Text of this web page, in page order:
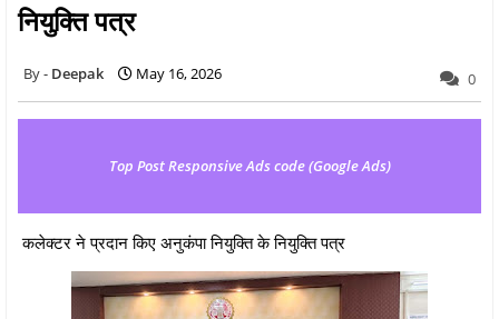
नियुक्ति पत्र
Deepak May 16, 2026 0
Top Post Responsive Ads code (Google Ads)
कलेक्टर ने प्रदान किए अनुकंपा नियुक्ति के नियुक्ति पत्र